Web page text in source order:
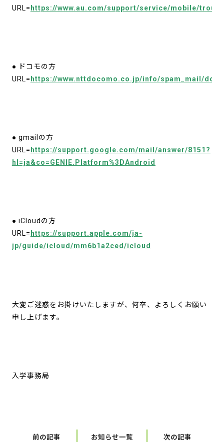
URL= https://www.au.com/support/service/mobile/
● ドコモの方
URL= https://www.nttdocomo.co.jp/info/spam_mail/
● gmailの方
URL= https://support.google.com/mail/answer/8151?
hl=ja&co=GENIE.Platform%3DAndroid
● iCloudの方
URL= https://support.apple.com/ja-
jp/guide/icloud/mm6b1a2ced/icloud
大変ご迷惑をお掛けいたしますが、何卒、よろしくお願い
申し上げます。
入学事務局
前の記事 お知らせ一覧 次の記事